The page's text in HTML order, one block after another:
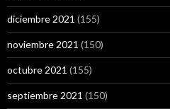
diciembre 2021 (155)
noviembre 2021 (150)
octubre 2021 (155)
septiembre 2021 (150)